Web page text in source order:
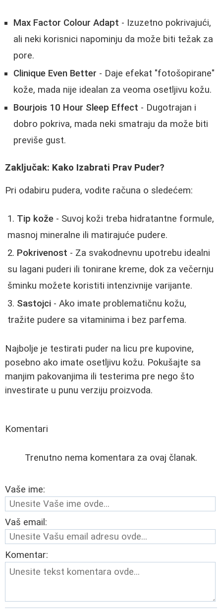
Max Factor Colour Adapt - Izuzetno pokrivajući,
ali neki korisnici napominju da može biti težak za
pore.
Clinique Even Better - Daje efekat "fotošopirane"
kože, mada nije idealan za veoma osetljivu kožu.
Bourjois 10 Hour Sleep Effect - Dugotrajan i
dobro pokriva, mada neki smatraju da može biti
previše gust.
Zaključak: Kako Izabrati Prav Puder?
Pri odabiru pudera, vodite računa o sledećem:
Tip kože - Suvoj koži treba hidratantne formule,
masnoj mineralne ili matirajuće pudere.
Pokrivenost - Za svakodnevnu upotrebu idealni
su lagani puderi ili tonirane kreme, dok za večernju
šminku možete koristiti intenzivnije varijante.
Sastojci - Ako imate problematičnu kožu,
tražite pudere sa vitaminima i bez parfema.
Najbolje je testirati puder na licu pre kupovine,
posebno ako imate osetljivu kožu. Pokušajte sa
manjim pakovanjima ili testerima pre nego što
investirate u punu verziju proizvoda.
Komentari
Trenutno nema komentara za ovaj članak.
Vaše ime:
Vaš email:
Komentar: